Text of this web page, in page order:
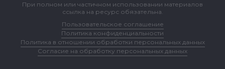
При полном или частичном использовании материалов
ссылка на ресурс обязательна.
Пользовательское соглашение
Политика конфиденциальности
Политика в отношении обработки персональных данных
Согласие на обработку персональных данных